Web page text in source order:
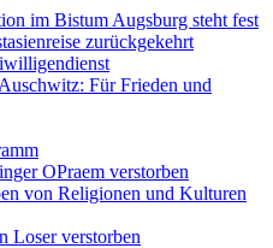
im Bistum Augsburg steht fest
zurückgekehrt
Für Frieden und
OPraem verstorben
von Religionen und Kulturen
Loser verstorben